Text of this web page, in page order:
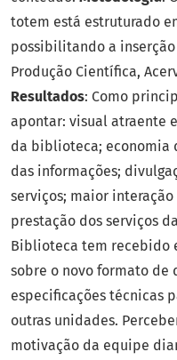
totem está estruturado
possibilitando a
Produção Científica,
Resultados: Como
apontar: visual atraente
da biblioteca; economia
das informações;
serviços; maior
prestação dos serviços
Biblioteca tem recebido
sobre o novo formato de
especificações técnicas
outras unidades.
motivação da equipe